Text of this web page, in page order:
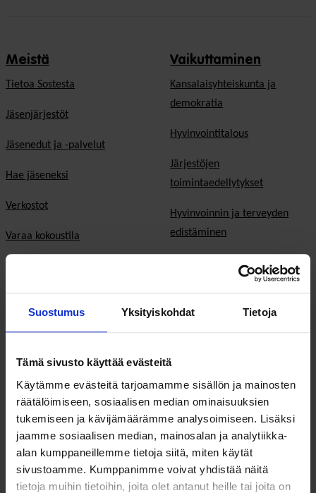
Suostumus Yksityiskohdat Tietoja
Tämä sivusto käyttää evästeitä
Käytämme evästeitä tarjoamamme sisällön ja mainosten
räätälöimiseen, sosiaalisen median ominaisuuksien
tukemiseen ja kävijämäärämme analysoimiseen. Lisäksi
jaamme sosiaalisen median, mainosalan ja analytiikka-
alan kumppaneillemme tietoja siitä, miten käytät
sivustoamme. Kumppanimme voivat yhdistää näitä
tietoja muihin tietoihin, joita olet antanut heille tai joita on
Meistä
Tietoa Sostesta
Jäsenjärjestöt
Jäsenedut ja -palvelut
Hae jäseneksi
Verkostot
Varaa kokoustila
På Svenska
Vaikuttaminen
Kansalaisyhteiskunta ja
demokratia
Hyvinvointitalous
Järjestöjen
toimintaedellytykset
Hyvinvoinnin ja terveyden
edistäminen
Sosiaali- ja terveyspalvelut
Toimeentulo
EU & kansainvälinen työ
Vaalit
Eduskuntavaalit
Kunta- ja aluevaalit